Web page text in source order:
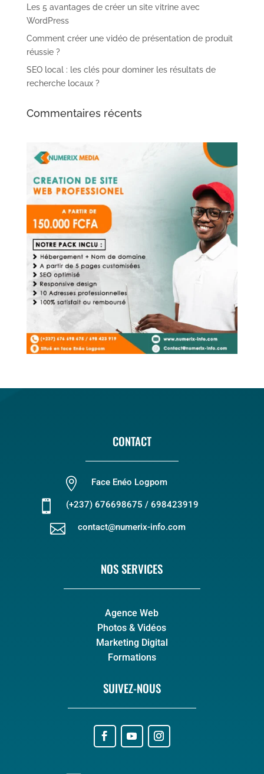
Les 5 avantages de créer un site vitrine avec
WordPress
Comment créer une vidéo de présentation de produit
réussie ?
SEO local : les clés pour dominer les résultats de
recherche locaux ?
Commentaires récents
CONTACT
 Face Enéo Logpom
 (+237) 676698675 / 698423919
 contact@numerix-info.com
NOS SERVICES
Agence Web
Photos & Vidéos
Marketing Digital
Formations
SUIVEZ-NOUS